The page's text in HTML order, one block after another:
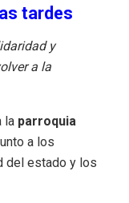
tardes
y
a la
la parroquia
a los
del estado y los